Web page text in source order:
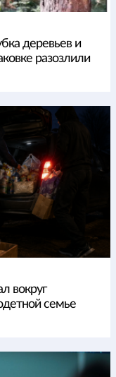
деревьев и
разозлили
вокруг
семье